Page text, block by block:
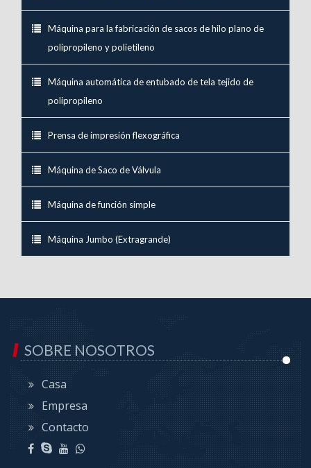
Máquina para la fabricación de sacos de hilo plano de
polipropileno y polietileno
Máquina automática de entubado de tela tejido de
polipropileno
Prensa de impresión flexográfica
Máquina de Saco de Válvula
Máquina de función simple
Máquina Jumbo (Extragrande)
SOBRE NOSOTROS
Casa
Empresa
Contacto